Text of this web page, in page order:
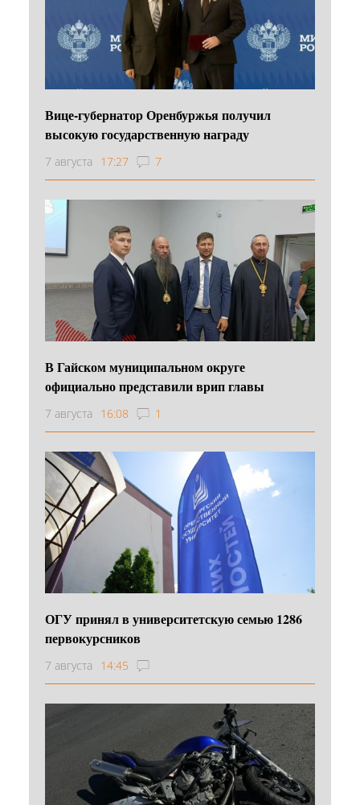
Вице-губернатор Оренбуржья получил
высокую государственную награду
7 августа 17:27 7
В Гайском муниципальном округе
официально представили врип главы
7 августа 16:08 1
ОГУ принял в университетскую семью 1286
первокурсников
7 августа 14:45